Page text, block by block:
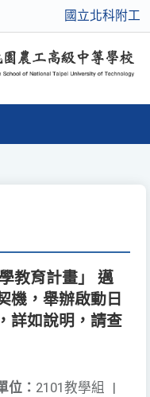
國立北科附工
教育計畫」 邁
機，舉辦啟動日
詳如說明，請查
位： 2101教學組 |